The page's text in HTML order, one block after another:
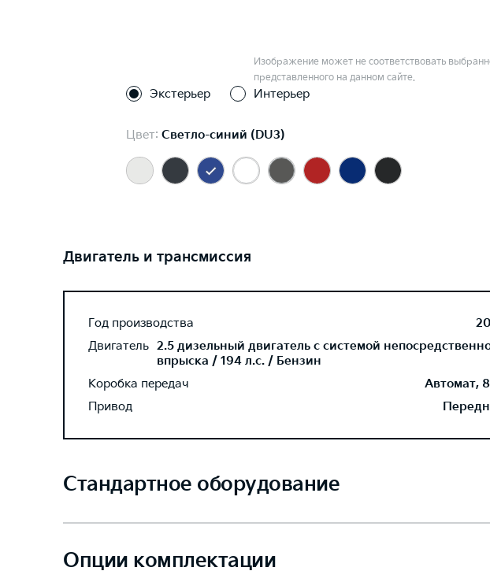
Изображение может не соответствовать
представленного на данном сайте.
Экстерьер Интерьер
Цвет: Светло-синий (DU3)
Двигатель и трансмиссия
Год производства
Двигатель 2.5 дизельный двигатель с системой
впрыска / 194 л.с. / Бензин
Коробка передач
Автомат,
Привод
Стандартное оборудование
Опции комплектации